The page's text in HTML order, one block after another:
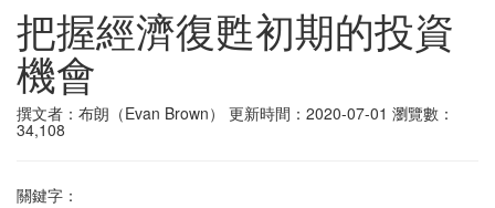
把握經濟復甦初期的投資
機會
撰文者：布朗（Evan Brown） 更新時間：2020-07-01 瀏覽數：
34,108
關鍵字：